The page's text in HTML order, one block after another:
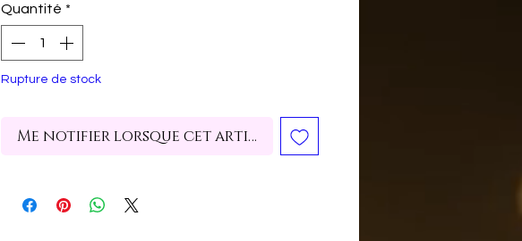
Quantité *
Rupture de stock
Me notifier lorsque cet article est disponible